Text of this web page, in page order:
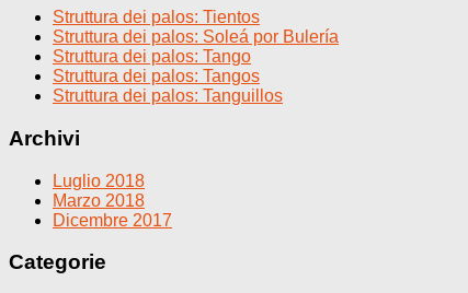
Struttura dei palos: Tientos
Struttura dei palos: Soleá por Bulería
Struttura dei palos: Tango
Struttura dei palos: Tangos
Struttura dei palos: Tanguillos
Archivi
Luglio 2018
Marzo 2018
Dicembre 2017
Categorie